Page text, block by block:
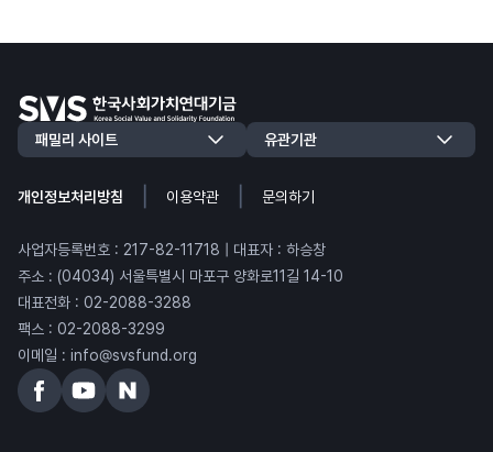
개인정보처리방침 이용약관 문의하기
사업자등록번호 : 217-82-11718 | 대표자 : 하승창
주소 : (04034) 서울특별시 마포구 양화로11길 14-10
대표전화 : 02-2088-3288
팩스 : 02-2088-3299
이메일 : info@svsfund.org